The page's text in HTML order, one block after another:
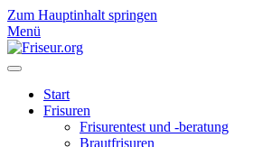
Zum Hauptinhalt springen
Menü
Start
Frisuren
Frisurentest und -beratung
Brautfrisuren